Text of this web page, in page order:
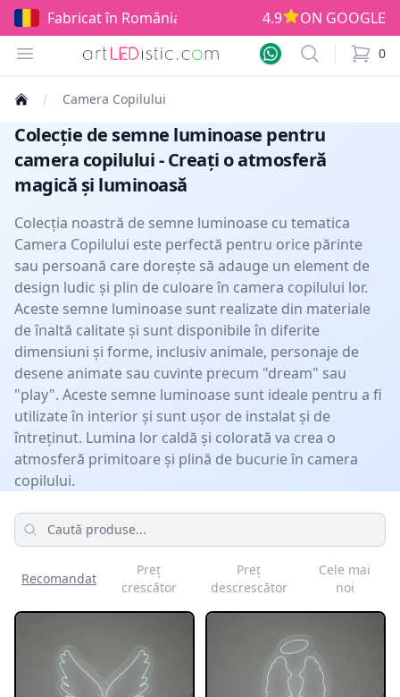
România! 4.9
ON GOOGLE
Open menu
Search 0
items
Camera Copilului
Colecție de semne luminoase pentru
camera copilului - Creați o atmosferă
magică și luminoasă
Colecția noastră de semne luminoase cu tematica
Camera Copilului este perfectă pentru orice părinte
sau persoană care dorește să adauge un element de
design ludic și plin de culoare în camera copilului lor.
Aceste semne luminoase sunt realizate din materiale
de înaltă calitate și sunt disponibile în diferite
dimensiuni și forme, inclusiv animale, personaje de
desene animate sau cuvinte precum "dream" sau
"play". Aceste semne luminoase sunt ideale pentru a fi
utilizate în interior și sunt ușor de instalat și de
întreținut. Lumina lor caldă și colorată va crea o
atmosferă primitoare și plină de bucurie în camera
copilului.
Produse
Recomandat
Preț
crescător
Preț
descrescător
Cele mai
noi